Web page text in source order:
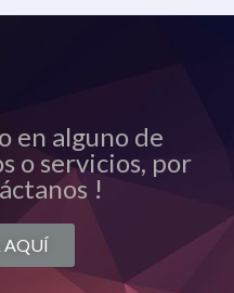
en alguno de
o servicios, por
!
AQUÍ